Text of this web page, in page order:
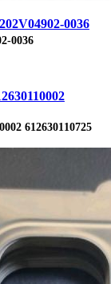
0036
0036
612630110725